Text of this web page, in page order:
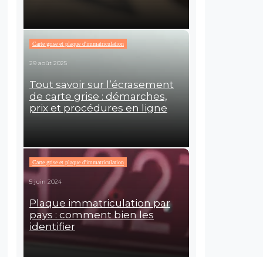
Carte grise et plaque d'immatriculation
29 août 2025
Tout savoir sur l’écrasement
de carte grise : démarches,
prix et procédures en ligne
Carte grise et plaque d'immatriculation
5 juin 2024
Plaque immatriculation par
pays : comment bien les
identifier